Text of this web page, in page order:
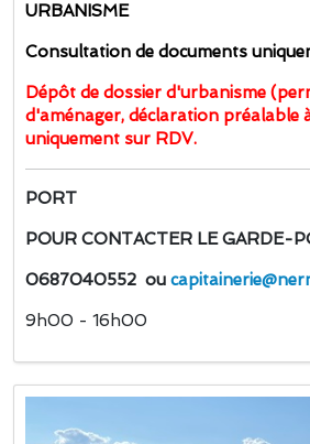
URBANISME
Consultation de documents
Dépôt de dossier d'urbanisme
d'aménager, déclaration préalable
uniquement sur RDV.
PORT
POUR CONTACTER LE GARDE-
0687040552 ou
9h00 - 16h00